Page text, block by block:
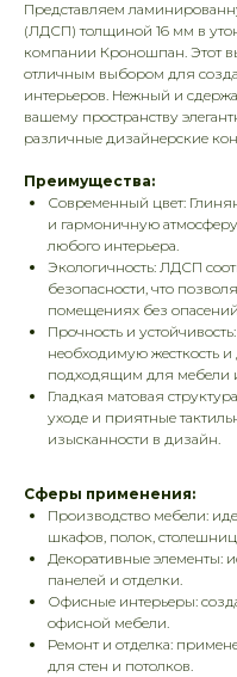
Представляем
(ЛДСП) толщиной 16 мм в
компании Кроношпан. Этот
отличным выбором для
интерьеров. Нежный и
вашему пространству
различные дизайнерские
Преимущества:
Современный цвет:
и гармоничную
любого интерьера.
Экологичность: ЛДСП
безопасности, что
помещениях без
Прочность и
необходимую жесткость и
подходящим для мебели
Гладкая матовая
уходе и приятные
изысканности в дизайн.
Сферы применения:
Производство мебели:
шкафов, полок,
Декоративные элементы:
панелей и отделки.
Офисные интерьеры:
офисной мебели.
Ремонт и отделка:
для стен и потолков.